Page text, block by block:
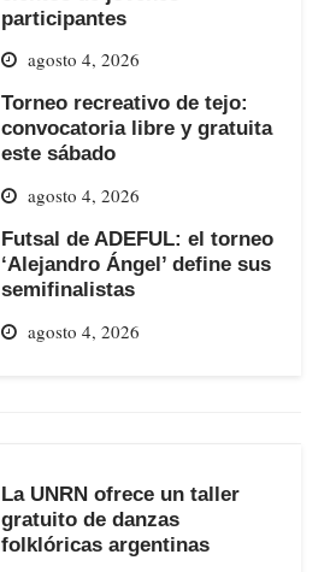
participantes
agosto 4, 2026
Torneo recreativo de tejo:
convocatoria libre y gratuita
este sábado
agosto 4, 2026
Futsal de ADEFUL: el torneo
‘Alejandro Ángel’ define sus
semifinalistas
agosto 4, 2026
La UNRN ofrece un taller
gratuito de danzas
folklóricas argentinas